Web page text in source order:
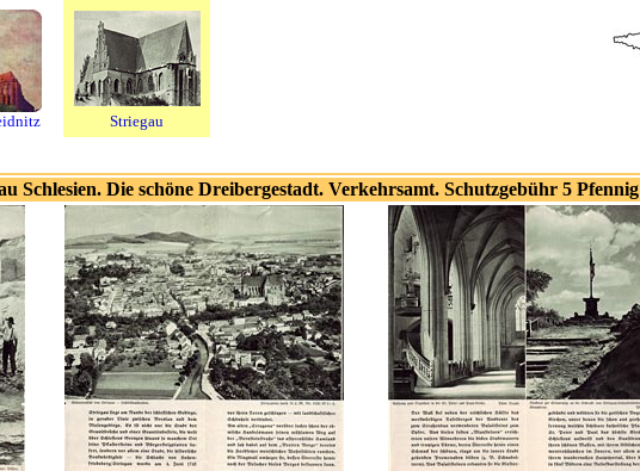
Striegau
Schlesien. Die schöne Dreibergestadt. Verkehrsamt. Schutzgebühr 5 Pfennig